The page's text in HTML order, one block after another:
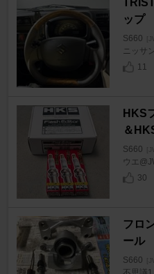
ップ
S660
ニッサ
11
HKS
＆
S660
ウエ
30
フロ
ール
S660